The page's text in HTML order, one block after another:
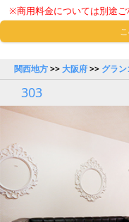
※商用料金については別途ご
関西地方>>大阪府>> グラ
303